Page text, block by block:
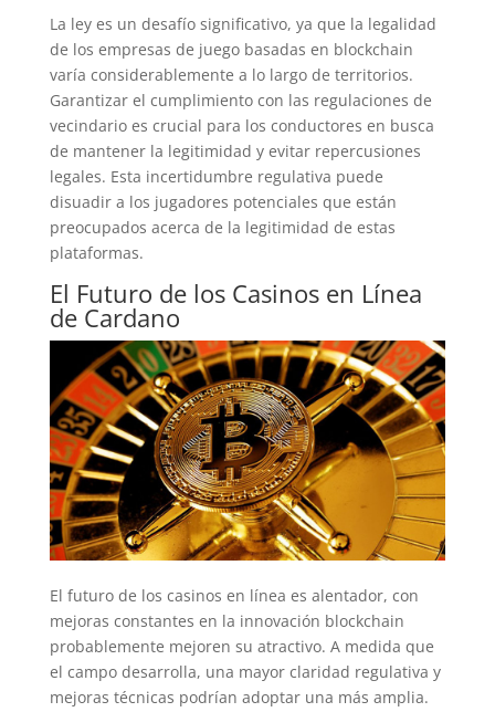
La ley es un desafío significativo, ya que la legalidad
de los empresas de juego basadas en blockchain
varía considerablemente a lo largo de territorios.
Garantizar el cumplimiento con las regulaciones de
vecindario es crucial para los conductores en busca
de mantener la legitimidad y evitar repercusiones
legales. Esta incertidumbre regulativa puede
disuadir a los jugadores potenciales que están
preocupados acerca de la legitimidad de estas
plataformas.
El Futuro de los Casinos en Línea
de Cardano
El futuro de los casinos en línea es alentador, con
mejoras constantes en la innovación blockchain
probablemente mejoren su atractivo. A medida que
el campo desarrolla, una mayor claridad regulativa y
mejoras técnicas podrían adoptar una más amplia.